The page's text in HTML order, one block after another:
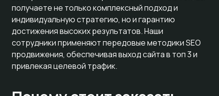
получаете не только комплексный подход и
индивидуальную стратегию, но и гарантию
достижения высоких результатов. Наши
сотрудники применяют передовые методики SEO
продвижения, обеспечивая выход сайта в топ 3 и
привлекая целевой трафик.